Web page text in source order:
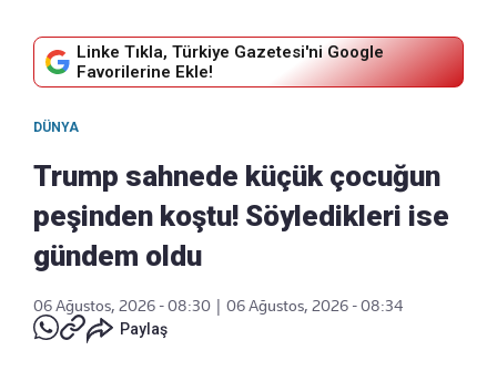
Linke Tıkla, Türkiye Gazetesi'ni Google
Favorilerine Ekle!
DÜNYA
Trump sahnede küçük çocuğun
peşinden koştu! Söyledikleri ise
gündem oldu
06 Ağustos, 2026 - 08:30
06 Ağustos, 2026 - 08:34
Paylaş